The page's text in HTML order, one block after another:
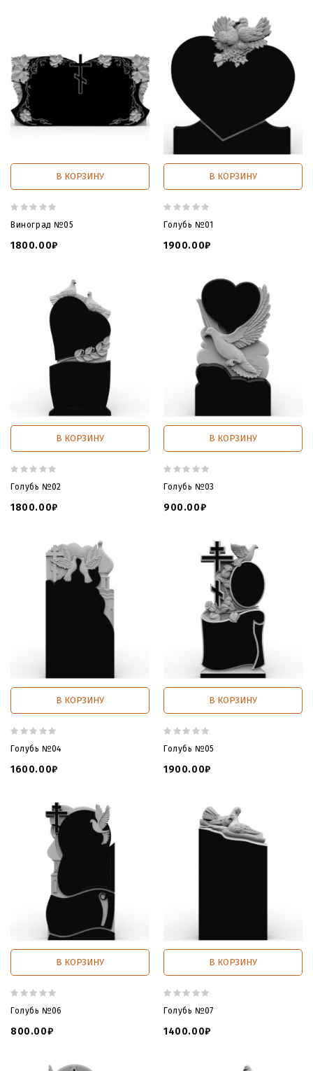
В КОРЗИНУ
Виноград №05
1800.00₽
В КОРЗИНУ
Голубь №01
1900.00₽
В КОРЗИНУ
Голубь №02
1800.00₽
В КОРЗИНУ
Голубь №03
900.00₽
В КОРЗИНУ
Голубь №04
1600.00₽
В КОРЗИНУ
Голубь №05
1900.00₽
В КОРЗИНУ
Голубь №06
800.00₽
В КОРЗИНУ
Голубь №07
1400.00₽